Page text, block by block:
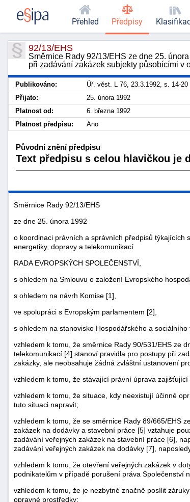
92/13/EHS
Směrnice Rady 92/13/EHS ze dne 25.
při zadávání zakázek subjekty působícími v
Publikováno: Úř. věst. L 76, 23.3.1992, s. 14-20
Přijato:
25. února 1992
Platnost od:
6. března 1992
Platnost předpisu:
Ano
Původní znění předpisu
Text předpisu s celou hlavičkou je
Směrnice Rady 92/13/EHS
ze dne 25. února 1992
o koordinaci právních a správních předpisů týkajících
energetiky, dopravy a telekomunikací
RADA EVROPSKÝCH SPOLEČENSTVÍ,
s ohledem na Smlouvu o založení Evropského
s ohledem na návrh Komise [1],
ve spolupráci s Evropským parlamentem [2],
s ohledem na stanovisko Hospodářského a sociálního
vzhledem k tomu, že směrnice Rady 90/531/EHS ze
telekomunikací [4] stanoví pravidla pro postupy při
zakázky, ale neobsahuje žádná zvláštní ustanovení
vzhledem k tomu, že stávající právní úprava
vzhledem k tomu, že situace, kdy neexistují účinné
tuto situaci napravit;
vzhledem k tomu, že se směrnice Rady 89/665/EHS
zakázek na dodávky a stavební práce [5] vztahuje
zadávání veřejných zakázek na stavební práce [6],
zadávání veřejných zakázek na dodávky [7],
vzhledem k tomu, že otevření veřejných zakázek v
podnikatelům v případě porušení práva Společenství
vzhledem k tomu, že je nezbytné značně posílit
opravné prostředky;
Přehled Předpisy